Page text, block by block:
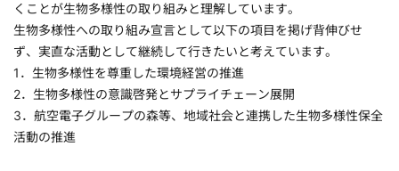
くことが生物多様性の取り組みと理解しています。
生物多様性への取り組み宣言として以下の項目を掲げ背伸びせ
ず、実直な活動として継続して行きたいと考えています。
1．生物多様性を尊重した環境経営の推進
2．生物多様性の意識啓発とサプライチェーン展開
3．航空電子グループの森等、地域社会と連携した生物多様性保全
活動の推進